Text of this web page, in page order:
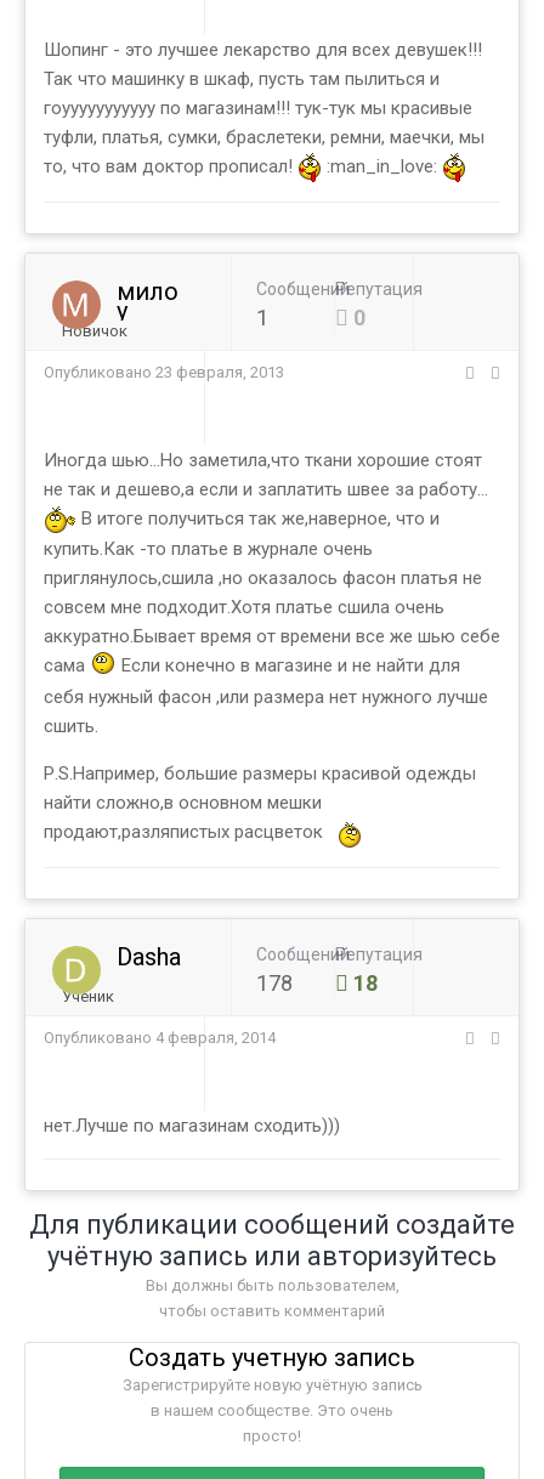
Шопинг - это лучшее лекарство для всех девушек!!!
Так что машинку в шкаф, пусть там пылиться и
гоууууууууууу по магазинам!!! тук-тук мы красивые
туфли, платья, сумки, браслетеки, ремни, маечки, мы
то, что вам доктор прописал!
:man_in_love:
мило
у
Новичок
Сообщений
1
Репутация
0
Опубликовано 23 февраля, 2013
Иногда шью...Но заметила,что ткани хорошие стоят
не так и дешево,а если и заплатить швее за работу...
В итоге получиться так же,наверное, что и
купить.Как -то платье в журнале очень
приглянулось,сшила ,но оказалось фасон платья не
совсем мне подходит.Хотя платье сшила очень
аккуратно.Бывает время от времени все же шью себе
сама
Если конечно в магазине и не найти для
себя нужный фасон ,или размера нет нужного лучше
сшить.
Р.S.Например, большие размеры красивой одежды
найти сложно,в основном мешки
продают,разляпистых расцветок
Dasha
Ученик
Сообщений
178
Репутация
18
Опубликовано 4 февраля, 2014
нет.Лучше по магазинам сходить)))
Для публикации сообщений создайте
учётную запись или авторизуйтесь
Вы должны быть пользователем,
чтобы оставить комментарий
Создать учетную запись
Зарегистрируйте новую учётную запись
в нашем сообществе. Это очень
просто!